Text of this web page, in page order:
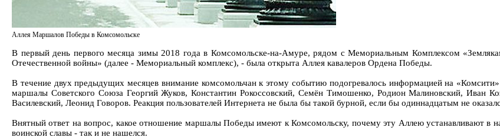
Аллея Маршалов Победы в Комсомольске
В первый день первого месяца зимы 2018 года в Комсомольске-на-Амуре, рядом с Мемориальным Комплексом
Отечественной войны» (далее - Мемориальный комплекс), - была открыта Аллея кавалеров Ордена Победы.
В течение двух предыдущих месяцев внимание комсомольчан к этому событию подогревалось информацией на
маршалы Советского Союза Георгий Жуков, Константин Рокоссовский, Семён Тимошенко, Родион Малиновский, Иван
Василевский, Леонид Говоров. Реакция пользователей Интернета не была бы такой бурной, если бы одиннадцатым не
Внятный ответ на вопрос, какое отношение маршалы Победы имеют к Комсомольску, почему эту Аллею устанавливают в
воинской славы - так и не нашелся.